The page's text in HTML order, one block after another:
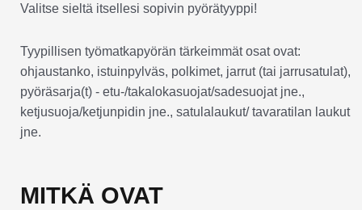
Valitse sieltä itsellesi sopivin pyörätyyppi!
Tyypillisen työmatkapyörän tärkeimmät osat ovat:
ohjaustanko, istuinpylväs, polkimet, jarrut (tai jarrusatulat),
pyöräsarja(t) - etu-/takalokasuojat/sadesuojat jne.,
ketjusuoja/ketjunpidin jne., satulalaukut/ tavaratilan laukut
jne.
MITKÄ OVAT